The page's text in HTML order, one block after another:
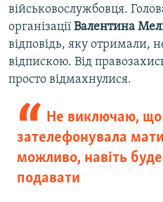
військовослужбовця.
організації Валентина
відповідь, яку отримали,
відпискою. Від
просто відмахнулися.
Не виключаю,
зателефонувала
можливо, навіть
подавати